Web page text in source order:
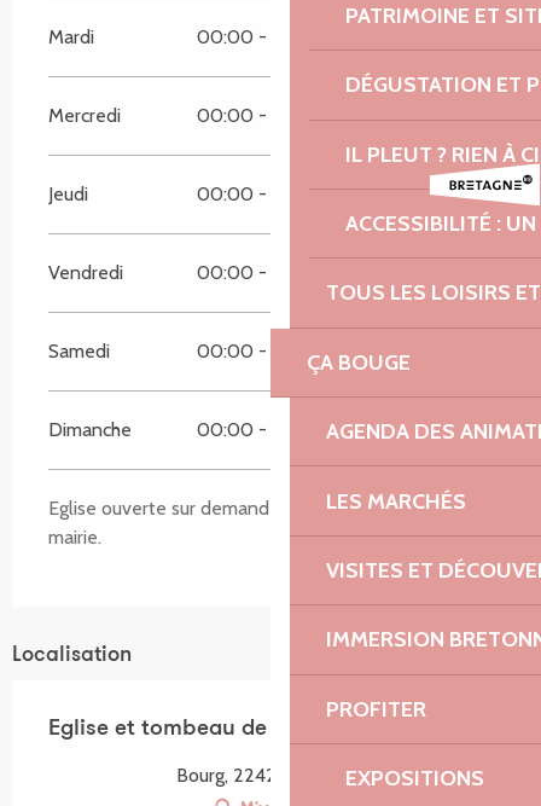
PATRIMOINE ET
DÉGUSTATION ET
IL PLEUT ? RIEN À
ACCESSIBILITÉ :
TOUS LES LOISIRS
ÇA BOUGE
AGENDA DES
LES MARCHÉS
VISITES ET
IMMERSION
PROFITER
EXPOSITIONS
Mardi 00:00 - 00:00
Mercredi 00:00 - 00:00
Jeudi 00:00 - 00:00
Vendredi 00:00 - 00:00
Samedi 00:00 - 00:00
Dimanche 00:00 - 00:00
Eglise ouverte sur demande et RDV auprès de la
mairie.
Localisation
Eglise et tombeau de Saint-Brandan
Bourg, 22420 Trégrom